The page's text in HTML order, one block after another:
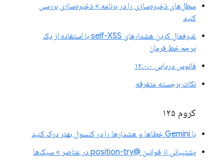
سطل‌های ذخیره‌سازی را در برنامه > ذخیره‌سازی بررسی
کنید
غیرفعال کردن هشدارهای self-XSS با استفاده از یک
پرچم خط فرمان
فانوس دریایی ۱۲.۰.۰
نکات برجسته متفرقه
کروم ۱۲۵
با Gemini خطاها و هشدارها را در کنسول بهتر درک کنید
پشتیبانی از قوانین @position-try در عناصر > سبک‌ها